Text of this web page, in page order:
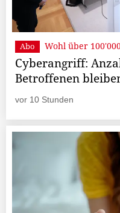
Abo Wohl über
Cyberangriff:
Betroffenen
vor 10 Stunden